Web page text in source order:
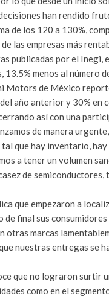
han rendido
de los 120 a 130%,
las empresas más
publicadas por el
13.5% menos al número
Motors de México
año anterior y 30% en
así con una
de manera
que hay inventario,
a tener un volumen
de
que empezaron a
final sus
otras marcas
nuestras entregas se
que no lograron surtir
como en el